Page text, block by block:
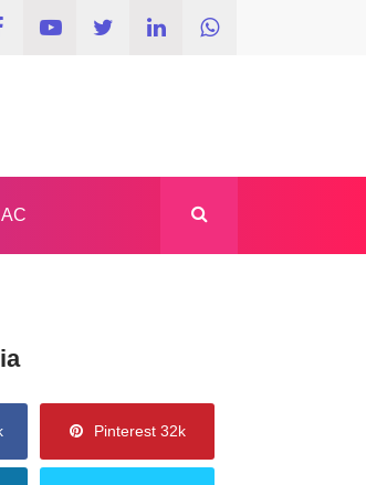
Pinterest 32k